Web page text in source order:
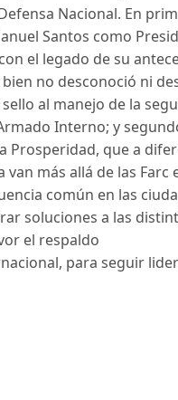
Nacional. En
Santos como
el legado de su
no desconoció ni
al manejo de la
Interno; y
Prosperidad, que a
más allá de las
común en las
soluciones a las
el respaldo
para seguir